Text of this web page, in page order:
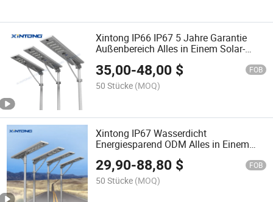
Xintong IP66 IP67 5 Jahre Garantie
Außenbereich Alles in Einem Solar-
35,00-48,00 $ FOB
50 Stücke (MOQ)
Xintong IP67 Wasserdicht
Energiesparend ODM Alles in Einem
Integriertes Solarstrom Straßen LED
Straßenbeleuchtung
29,90-88,80 $ FOB
50 Stücke (MOQ)